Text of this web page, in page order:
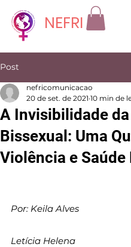
NEFRI
Post
A Invisibilidade
Bissexual: Uma
Violência e Saúde
nefricomunicacao
20 de set. de 2021 10 min de
Por: Keila Alves
Letícia Helena